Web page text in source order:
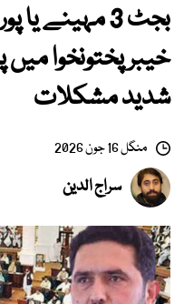
بجٹ 3 مہینے
خیبرپختونخوا
شدید مشکلات
منگل 16 جون 2026
سراج الدین